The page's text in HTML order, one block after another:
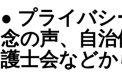
● プライバ
念の声、自
護士会など